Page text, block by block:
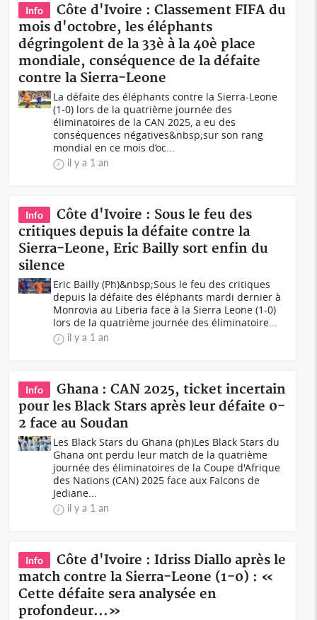
Info
Côte d'Ivoire : Classement FIFA du
mois d'octobre, les éléphants
dégringolent de la 33è à la 40è place
mondiale, conséquence de la défaite
contre la Sierra-Leone
La défaite des éléphants contre la Sierra-Leone
(1-0) lors de la quatrième journée des
éliminatoires de la CAN 2025, a eu des
conséquences négatives&nbsp;sur son rang
mondial en ce mois d’oc...
il y a 1 an
Info
Côte d'Ivoire : Sous le feu des
critiques depuis la défaite contre la
Sierra-Leone, Eric Bailly sort enfin du
silence
Eric Bailly (Ph)&nbsp;Sous le feu des critiques
depuis la défaite des éléphants mardi dernier à
Monrovia au Liberia face à la Sierra Leone (1-0)
lors de la quatrième journée des éliminatoire...
il y a 1 an
Info
Ghana : CAN 2025, ticket incertain
pour les Black Stars après leur défaite 0-
2 face au Soudan
Les Black Stars du Ghana (ph)Les Black Stars du
Ghana ont perdu leur match de la quatrième
journée des éliminatoires de la Coupe d'Afrique
des Nations (CAN) 2025 face aux Falcons de
Jediane...
il y a 1 an
Info
Côte d'Ivoire : Idriss Diallo après le
match contre la Sierra-Leone (1-0) : «
Cette défaite sera analysée en
profondeur...»